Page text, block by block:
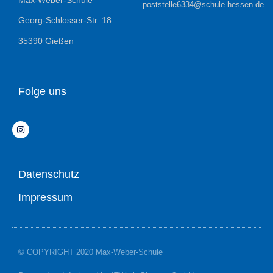
Georg-Schlosser-Str. 18
35390 Gießen
poststelle6334@schule.hessen.de
Folge uns
Datenschutz
Impressum
© COPYRIGHT 2020 Max-Weber-Schule